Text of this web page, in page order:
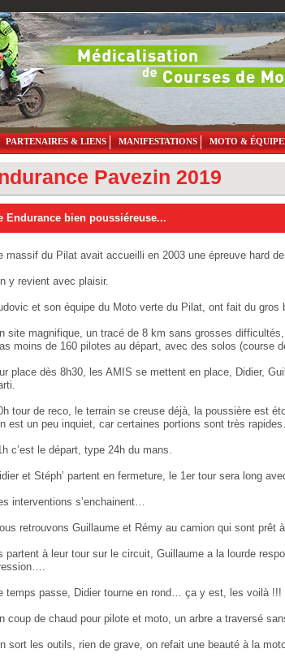
PARTENAIRES & LIENS MANIFESTATIONS MOTO &
Pavezin 2019
Endurance bien poussiéreuse...
massif du Pilat avait accueilli en 2003 une épreuve hard
y revient avec plaisir.
et son équipe du Moto verte du Pilat, ont fait du
site magnifique, un tracé de 8 km sans grosses
moins de 160 pilotes au départ, avec des solos (course
place dès 8h30, les AMIS se mettent en place, Didier,
tour de reco, le terrain se creuse déjà, la poussière est
est un peu inquiet, car certaines portions sont très
c’est le départ, type 24h du mans.
et Stéph’ partent en fermeture, le 1er tour sera long
interventions s’enchainent…
retrouvons Guillaume et Rémy au camion qui sont prêt
partent à leur tour sur le circuit, Guillaume a la lourde
temps passe, Didier tourne en rond… ça y est, les voilà !!!
coup de chaud pour pilote et moto, un arbre a traversé
sort les outils, rien de grave, on refait une beauté à la